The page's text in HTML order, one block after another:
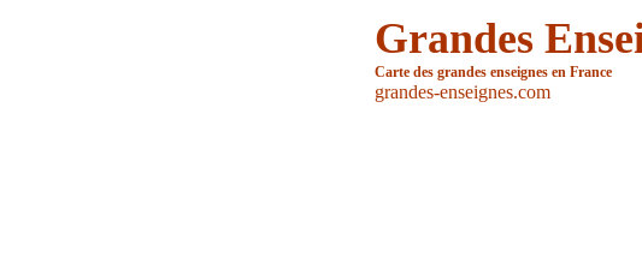
Grandes
Carte des grandes enseignes en France
grandes-enseignes.com